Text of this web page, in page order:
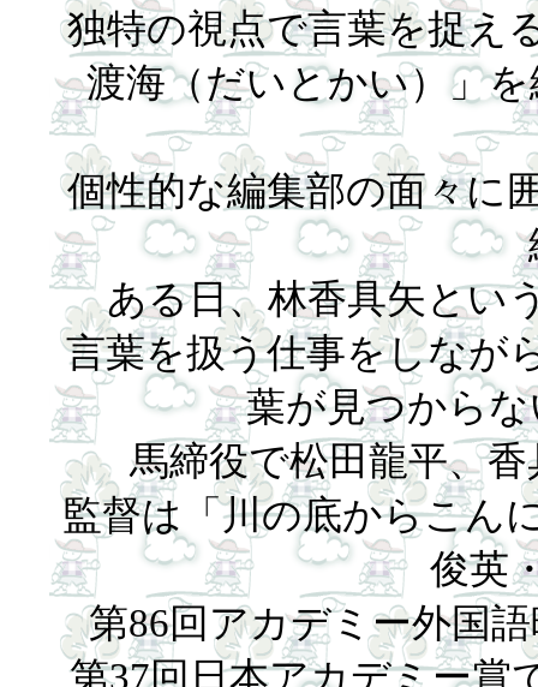
独特の視点で言葉を捉え
渡海（だいとかい）」
個性的な編集部の面々に
ある日、林香具矢とい
言葉を扱う仕事をしなが
葉が見つから
馬締役で松田龍平、
監督は「川の底からこん
俊英
第86回アカデミー外国
第37回日本アカデミー賞